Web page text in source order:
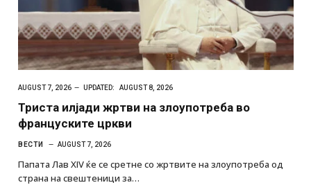
AUGUST 7, 2026 UPDATED: AUGUST 8, 2026
Триста илјади жртви на злоупотреба во
француските цркви
ВЕСТИ AUGUST 7, 2026
Папата Лав XIV ќе се сретне со жртвите на злоупотреба од
страна на свештеници за…